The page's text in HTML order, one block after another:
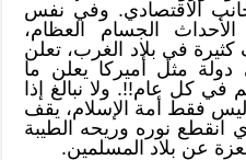
الاقتصادي. وفي نفس
الجسام العظام،
في بلاد الغرب، تعلن
مثل أميركا يعلن ما
في كل عام!!. ولا نبالغ إذا
وليس فقط أمة الإسلام، يقف
انقطع نوره وريحه الطيبة
عن بلاد المسلمين.